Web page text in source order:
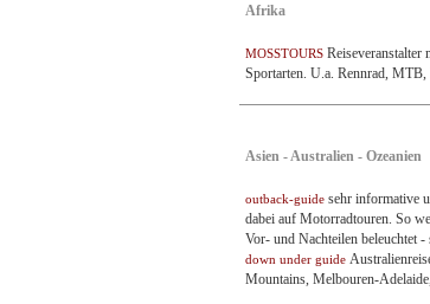
Afrika
MOSSTOURS Reiseveranstalter
Sportarten. U.a. Rennrad, MTB,
Asien - Australien - Ozeanien
outback-guide sehr informative
dabei auf Motorradtouren. So
Vor- und Nachteilen beleuchtet -
down under guide
Mountains, Melbouren-